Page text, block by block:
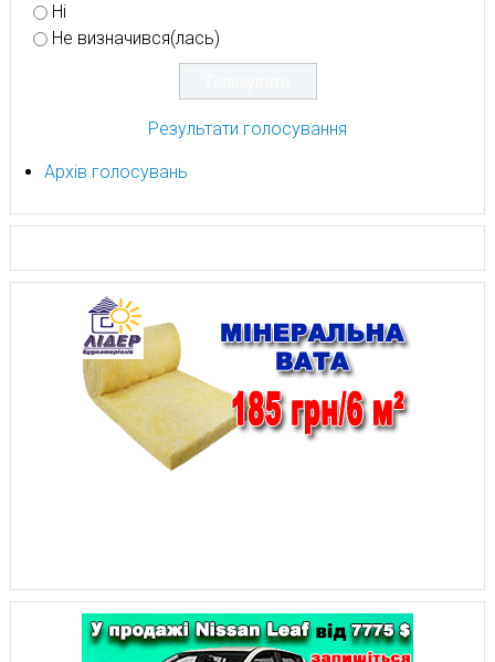
Ні
Не визначився(лась)
Результати голосування
Архів голосувань